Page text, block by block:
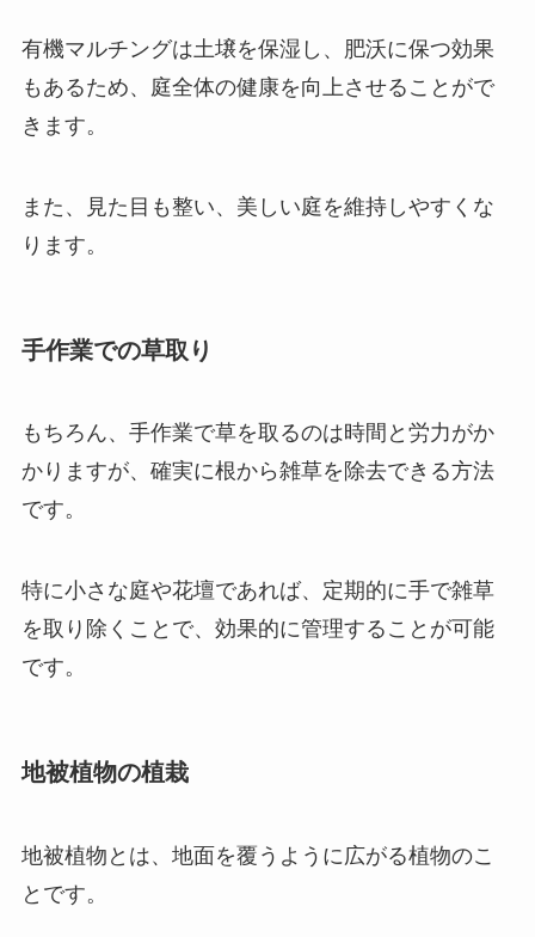
有機マルチングは土壌を保湿し、肥沃に保つ効果
もあるため、庭全体の健康を向上させることがで
きます。
また、見た目も整い、美しい庭を維持しやすくな
ります。
手作業での草取り
もちろん、手作業で草を取るのは時間と労力がか
かりますが、確実に根から雑草を除去できる方法
です。
特に小さな庭や花壇であれば、定期的に手で雑草
を取り除くことで、効果的に管理することが可能
です。
地被植物の植栽
地被植物とは、地面を覆うように広がる植物のこ
とです。